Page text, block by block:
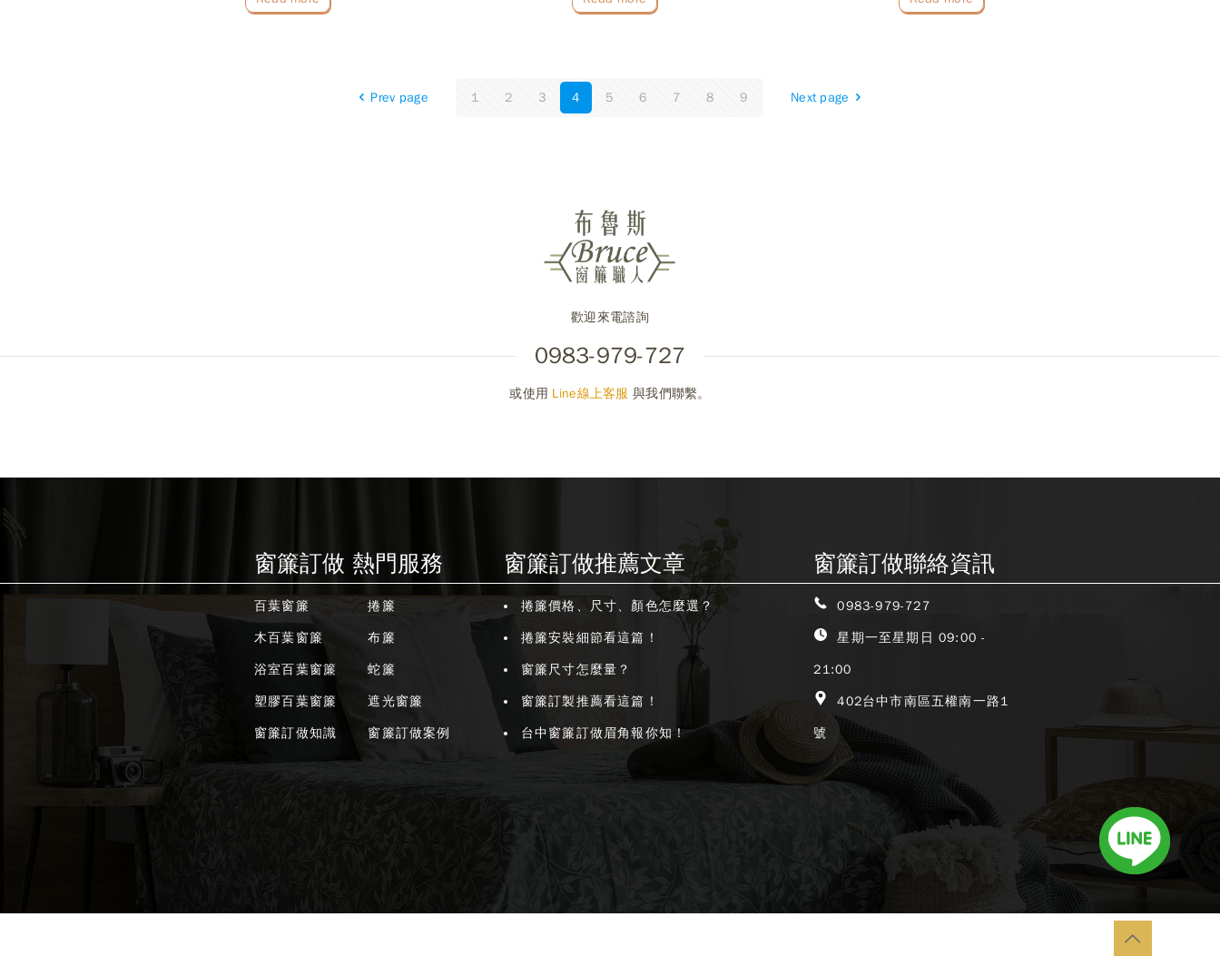
Prev page 1 2 3 4 5 6 7 8 9 Next page
歡迎來電諮詢
0983-979-727
或使用 Line線上客服 與我們聯繫。
窗簾訂做 熱門服務
百葉窗簾
木百葉窗簾
浴室百葉窗簾
塑膠百葉窗簾
窗簾訂做知識
捲簾
布簾
蛇簾
遮光窗簾
窗簾訂做案例
窗簾訂做推薦文章
捲簾價格、尺寸、顏色怎麼選？
捲簾安裝細節看這篇！
窗簾尺寸怎麼量？
窗簾訂製推薦看這篇！
台中窗簾訂做眉角報你知！
窗簾訂做聯絡資訊
0983-979-727
星期一至星期日 09:00 -
21:00
402台中市南區五權南一路1
號